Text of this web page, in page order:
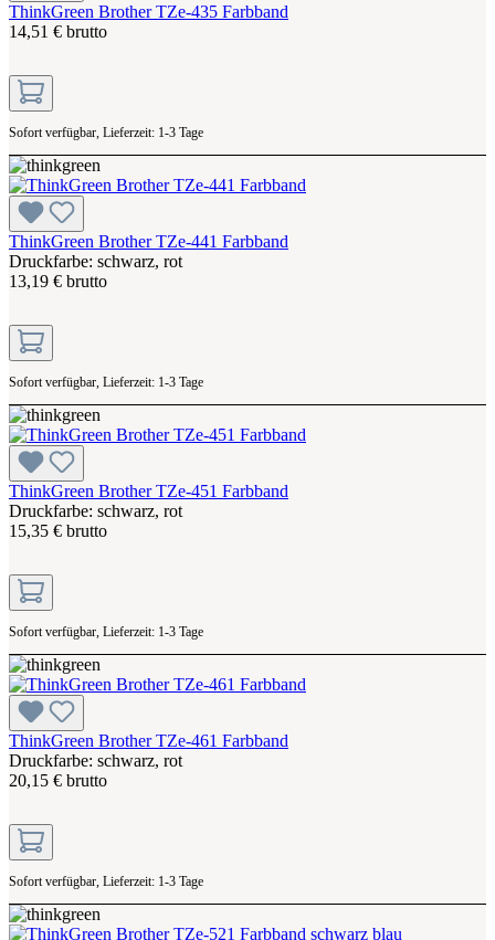
ThinkGreen Brother TZe-435 Farbband
14,51 € brutto
Sofort verfügbar, Lieferzeit: 1-3 Tage
ThinkGreen Brother TZe-441 Farbband
Druckfarbe: schwarz, rot
13,19 € brutto
Sofort verfügbar, Lieferzeit: 1-3 Tage
ThinkGreen Brother TZe-451 Farbband
Druckfarbe: schwarz, rot
15,35 € brutto
Sofort verfügbar, Lieferzeit: 1-3 Tage
ThinkGreen Brother TZe-461 Farbband
Druckfarbe: schwarz, rot
20,15 € brutto
Sofort verfügbar, Lieferzeit: 1-3 Tage